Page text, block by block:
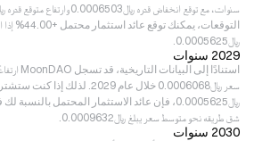
التوقعات،
﷼‎0.0005625.
2029 سنوات
شق طريقه نحو متوسط سعر يبلغ ﷼‎0.0009632.
2030 سنوات